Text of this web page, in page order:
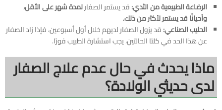
الرضاعة الطبيعية من الثدي:قد يستمر الصفارلمدة شهر على الأقل،
وأحيانًا قد يستمر لأكثر من ذلك.
الحليب الصناعي:قد يزول الصفار لديهم خلال أول أسبوعين، فإذا زاد الصفار
عن هذا الحد في كلتا الحالتين، يجب استشارة الطبيب فورًا.
ماذا يحدث في حال عدم علاج الصفار
لدى حديثي الولادة؟